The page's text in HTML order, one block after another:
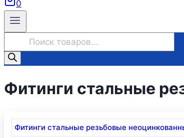
0
товаров
Фитинги стальные
Фитинги стальные резьбовые